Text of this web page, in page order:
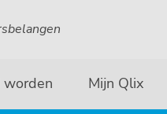
worden Mijn Qlix